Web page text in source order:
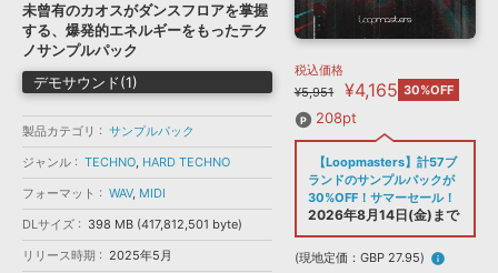
サンプルパック »
ソフトウェア／ツール »
DAW »
効果音 »
特集 »
ニュースレター »
SONICWIREブログ »
製品サポート情報 »
DTMガイド »
FAQ »
お問い合わせ »
音楽カード
楽曲配信流通 サービス
無償のサウンド管理ソフト
SONOCA
ソフト音源 プラグイン・エフェクト
ソフトウェア／ツール DAW 効果音
メーカー
フォーマット
ランキング
未曾有のカオスがダンスフロアを掌握
する、爆発的エネルギーをもったテク
ノサンプルパック
デモサウンド(1)
製品カテゴリ
サンプルパック
ジャンル
TECHNO, HARD TECHNO
フォーマット
WAV, MIDI
DLサイズ
398 MB (417,812,501 byte)
リリース時期
2025年5月
税込価格
¥5,951
¥4,165 30%OFF
208pt
【Loopmasters】計57ブ
ランドのサンプルパックが
30%OFF！サマーセール！
2026年8月14日(金)まで
(現地定価：GBP 27.95) info